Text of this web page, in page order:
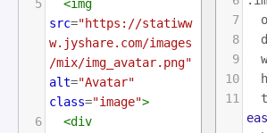
5
<img
src="https://statiww
w.jyshare.com/images
/mix/img_avatar.png"
alt="Avatar"
class="image">
6
<div
7
8
9
10
11